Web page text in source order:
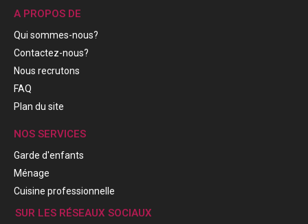
A PROPOS DE
Qui sommes-nous?
Contactez-nous?
Nous recrutons
FAQ
Plan du site
NOS SERVICES
Garde d'enfants
Ménage
Cuisine professionnelle
SUR LES RÉSEAUX SOCIAUX